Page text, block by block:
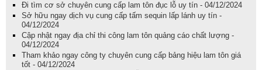
Đi tìm cơ sở chuyên cung cấp lam tôn đục lỗ uy tín - 04/12/2024
Sở hữu ngay dịch vụ cung cấp tấm sequin lấp lánh uy tín -
04/12/2024
Cập nhật ngay địa chỉ thi công lam tôn quảng cáo chất lượng -
04/12/2024
Tham khảo ngay công ty chuyên cung cấp bảng hiệu lam tôn giá
tốt - 04/12/2024